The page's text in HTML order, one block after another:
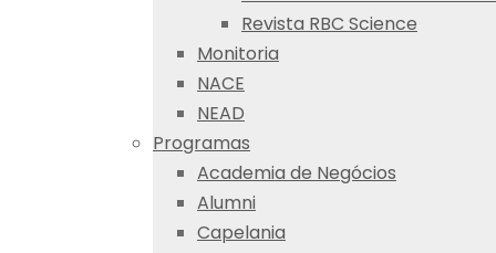
Revista RBC Science
Monitoria
NACE
NEAD
Programas
Academia de Negócios
Alumni
Capelania